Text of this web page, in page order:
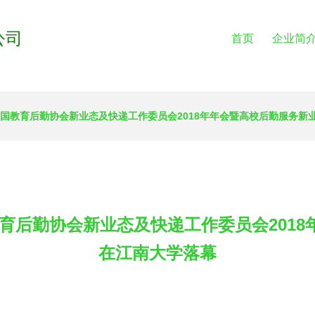
首页 企业简
育后勤协会新业态及快递工作委员会2018年年会暨高校后勤服务新
勤协会新业态及快递工作委员会2018
在江南大学落幕